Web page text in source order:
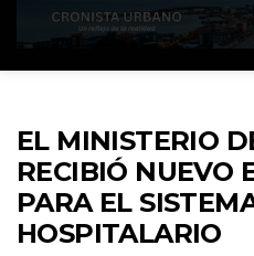
EL MINISTERIO
RECIBIÓ NUEVO
PARA EL
HOSPITALARIO